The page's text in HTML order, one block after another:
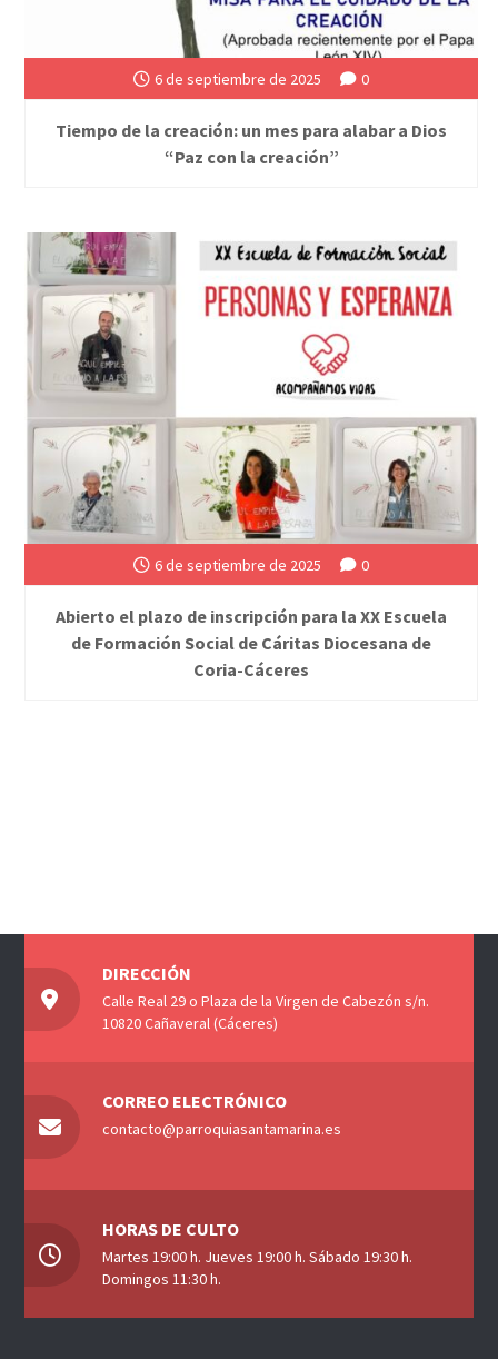
6 de septiembre de 2025 0
Tiempo de la creación: un mes para alabar a Dios
“Paz con la creación”
6 de septiembre de 2025 0
Abierto el plazo de inscripción para la XX Escuela
de Formación Social de Cáritas Diocesana de
Coria-Cáceres
DIRECCIÓN
Calle Real 29 o Plaza de la Virgen de Cabezón s/n.
10820 Cañaveral (Cáceres)
CORREO ELECTRÓNICO
contacto@parroquiasantamarina.es
HORAS DE CULTO
Martes 19:00 h. Jueves 19:00 h. Sábado 19:30 h.
Domingos 11:30 h.